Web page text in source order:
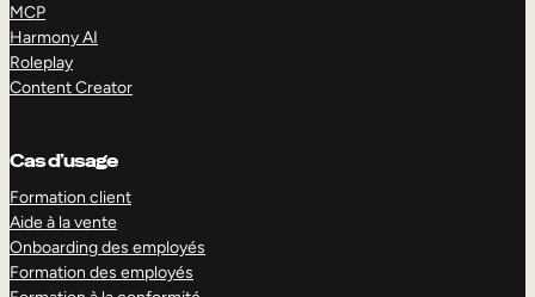
MCP
Harmony AI
Roleplay
Content Creator
Cas d’usage
Formation client
Aide à la vente
Onboarding des employés
Formation des employés